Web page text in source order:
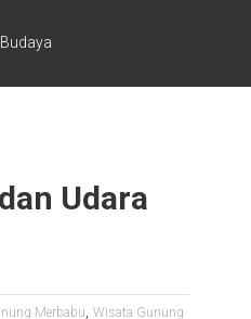
Udara
Merbabu, Wisata Gunung